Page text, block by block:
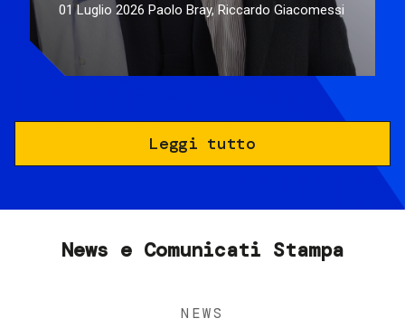
01 Luglio 2026 Paolo Bray, Riccardo Giacomessi
Leggi tutto
News e Comunicati Stampa
NEWS